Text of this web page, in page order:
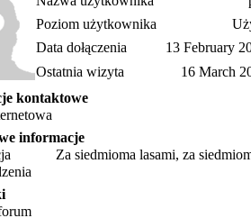
Poziom użytkownika
Data dołączenia
13 February
Ostatnia wizyta
16 March
kontaktowe
informacje
Za siedmioma lasami, za